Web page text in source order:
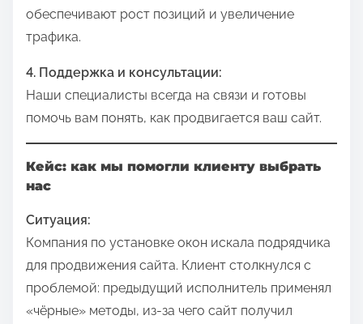
обеспечивают рост позиций и увеличение
трафика.
4. Поддержка и консультации:
Наши специалисты всегда на связи и готовы
помочь вам понять, как продвигается ваш сайт.
Кейс: как мы помогли клиенту выбрать
нас
Ситуация:
Компания по установке окон искала подрядчика
для продвижения сайта. Клиент столкнулся с
проблемой: предыдущий исполнитель применял
«чёрные» методы, из-за чего сайт получил